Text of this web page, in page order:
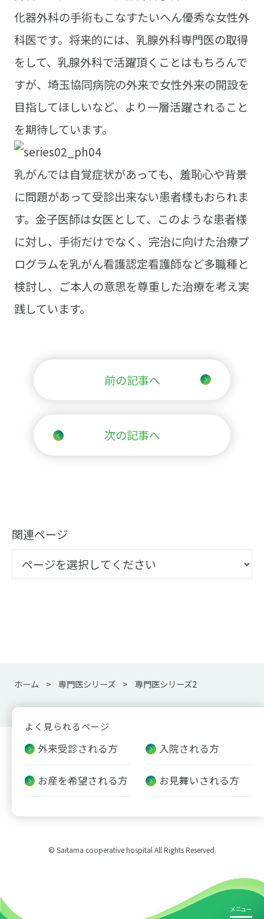
化器外科の手術もこなすたいへん優秀な女性外
科医です。将来的には、乳腺外科専門医の取得
をして、乳腺外科で活躍頂くことはもちろんで
すが、埼玉協同病院の外来で女性外来の開設を
目指してほしいなど、より一層活躍されること
を期待しています。
乳がんでは自覚症状があっても、羞恥心や背景
に問題があって受診出来ない患者様もおられま
す。金子医師は女医として、このような患者様
に対し、手術だけでなく、完治に向けた治療プ
ログラムを乳がん看護認定看護師など多職種と
検討し、ご本人の意思を尊重した治療を考え実
践しています。
前の記事へ
次の記事へ
関連ページ
ホーム 専門医シリーズ 専門医シリーズ2
メニュー
よく見られるページ
外来受診される方 入院される方
お産を希望される方 お見舞いされる方
© Saitama cooperative hospital All Rights Reserved.